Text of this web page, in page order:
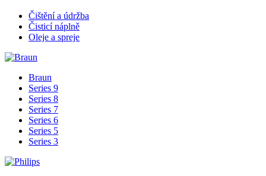
Čištění a údržba
Čisticí náplně
Oleje a spreje
Braun
Series 9
Series 8
Series 7
Series 6
Series 5
Series 3